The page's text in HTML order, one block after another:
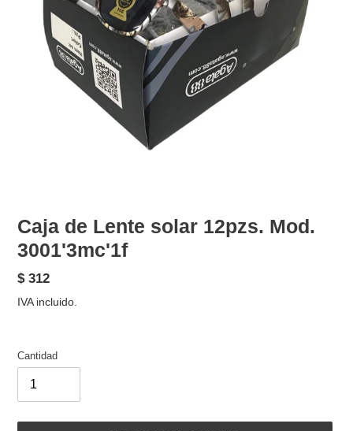
Caja de Lente solar 12pzs. Mod.
3001'3mc'1f
Precio
habitual
$ 312
IVA incluido.
Cantidad